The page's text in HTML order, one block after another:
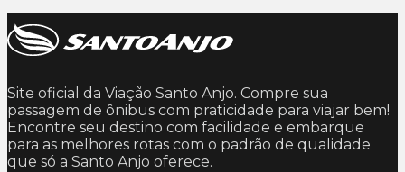
Site oficial da Viação Santo Anjo. Compre sua
passagem de ônibus com praticidade para viajar bem!
Encontre seu destino com facilidade e embarque
para as melhores rotas com o padrão de qualidade
que só a Santo Anjo oferece.